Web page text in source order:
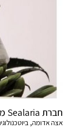
חברת Sealaria מציעה אלטרנטיבה מדעית לשוק הטיפוח
אצה אדומה,